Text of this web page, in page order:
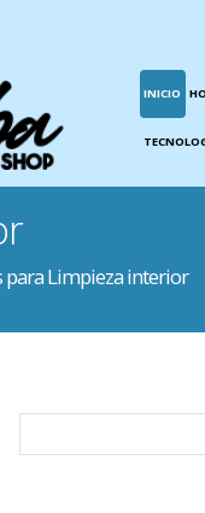
INICIO
Limpieza interior